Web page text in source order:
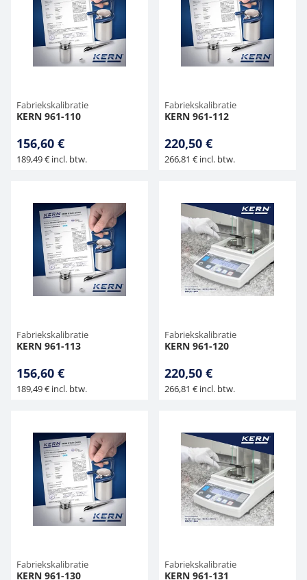
Fabriekskalibratie
KERN 961-110
156,60 €
189,49 € incl. btw.
Fabriekskalibratie
KERN 961-112
220,50 €
266,81 € incl. btw.
Fabriekskalibratie
KERN 961-113
156,60 €
189,49 € incl. btw.
Fabriekskalibratie
KERN 961-120
220,50 €
266,81 € incl. btw.
Fabriekskalibratie
KERN 961-130
Fabriekskalibratie
KERN 961-131